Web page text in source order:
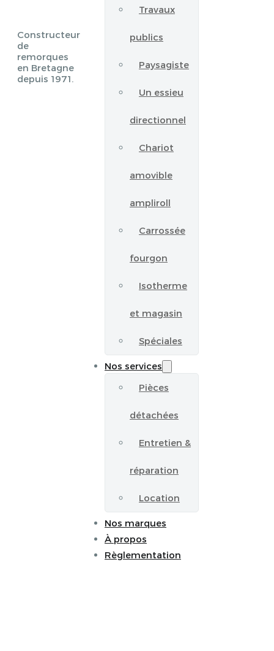
Constructeur
de
remorques
en Bretagne
depuis 1971.
Travaux
publics
Paysagiste
Un essieu
directionnel
Chariot
amovible
ampliroll
Carrossée
fourgon
Isotherme
et magasin
Spéciales
Nos services
Pièces
détachées
Entretien &
réparation
Location
Nos marques
À propos
Règlementation